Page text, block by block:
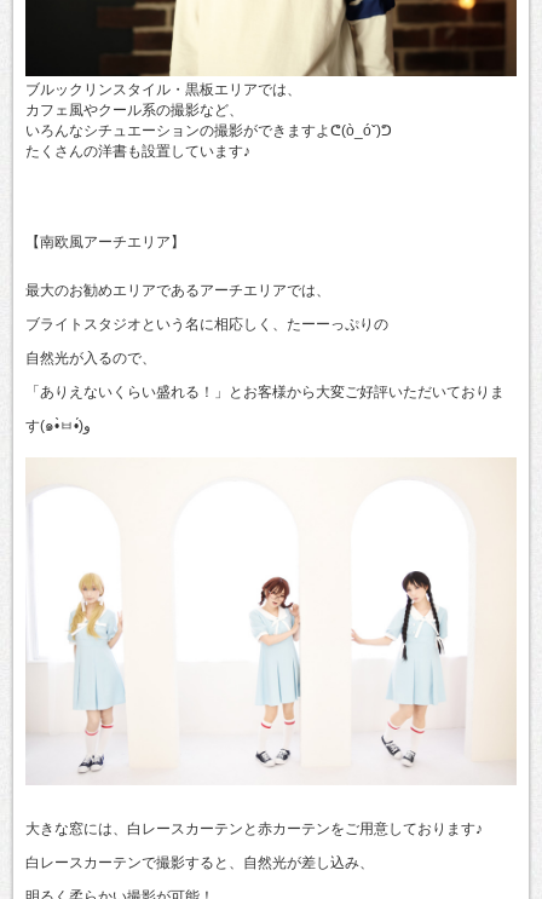
ブルックリンスタイル・黒板エリアでは、
カフェ風やクール系の撮影など、
いろんなシチュエーションの撮影ができますよᕦ(ò_óˇ)ᕤ
たくさんの洋書も設置しています♪
【南欧風アーチエリア】
最大のお勧めエリアであるアーチエリアでは、
ブライトスタジオという名に相応しく、たーーっぷりの
自然光が入るので、
「ありえないくらい盛れる！」とお客様から大変ご好評いただいておりま
す(๑•̀ㅂ•́)و
大きな窓には、白レースカーテンと赤カーテンをご用意しております♪
白レースカーテンで撮影すると、自然光が差し込み、